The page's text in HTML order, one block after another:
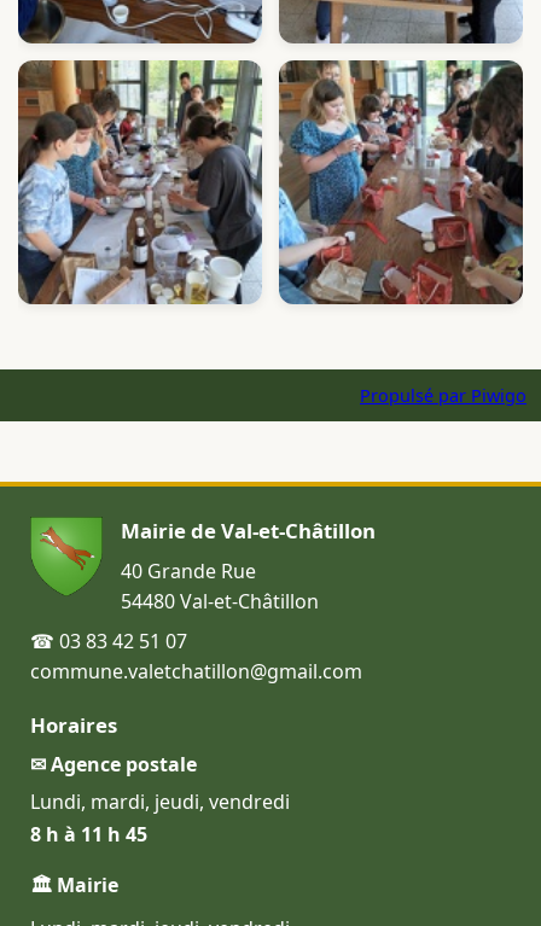
Propulsé par Piwigo
Mairie de Val-et-Châtillon
40 Grande Rue
54480 Val-et-Châtillon
☎ 03 83 42 51 07
commune.valetchatillon@gmail.com
Horaires
✉ Agence postale
Lundi, mardi, jeudi, vendredi
8 h à 11 h 45
🏛 Mairie